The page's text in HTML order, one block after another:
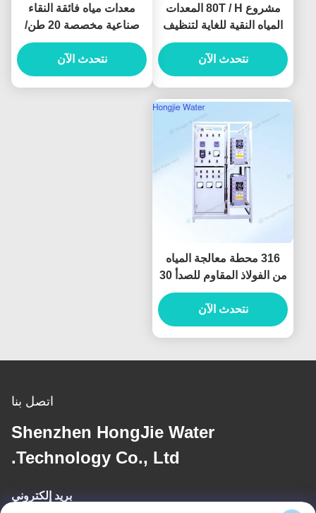
مشروع 80T / H المعدات
المياه النقية للغاية لتنظيف
لوحة العرض
نتحدث الآن
معدات مياه فائقة النقاء
صناعية مخصصة 20 طن/
ساعة لعملية الطباعة
الحجرية
نتحدث الآن
316 محطة معالجة المياه
من الفولاذ المقاوم للصدأ 30
طن/ساعة
نتحدث الآن
اتصل بنا
Shenzhen HongJie Water
Technology Co., Ltd.
بريد إلكتروني